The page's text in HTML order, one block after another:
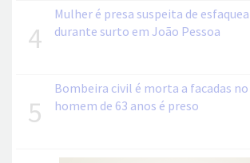
4
Mulher é presa suspeita de
durante surto em João Pessoa
5
Bombeira civil é morta a facadas
homem de 63 anos é preso